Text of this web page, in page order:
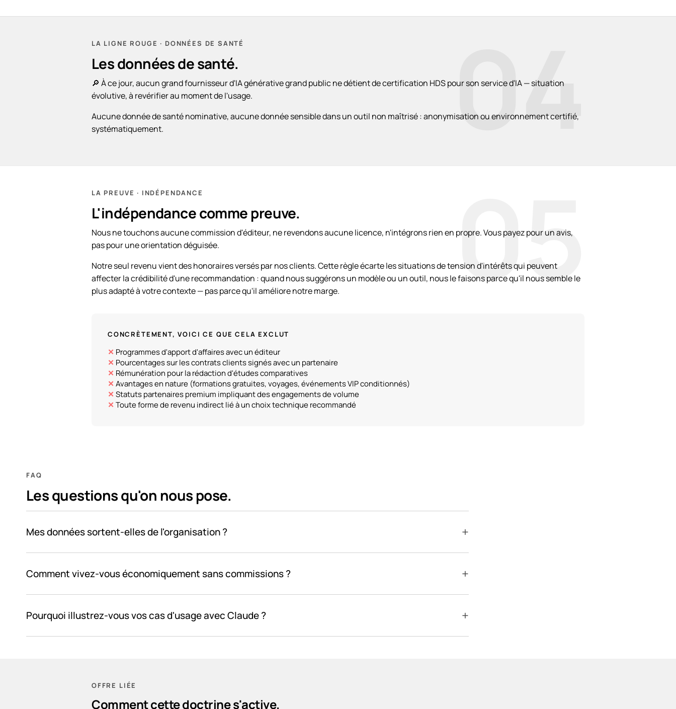
04
LA LIGNE ROUGE · DONNÉES DE SANTÉ
Les données de santé.
🔎 À ce jour, aucun grand fournisseur d'IA générative grand public ne détient de certification HDS pour son service d'IA — situation
évolutive, à revérifier au moment de l'usage.
Aucune donnée de santé nominative, aucune donnée sensible dans un outil non maîtrisé : anonymisation ou environnement certifié,
systématiquement.
05
LA PREUVE · INDÉPENDANCE
L'indépendance comme preuve.
Nous ne touchons aucune commission d'éditeur, ne revendons aucune licence, n'intégrons rien en propre. Vous payez pour un avis,
pas pour une orientation déguisée.
Notre seul revenu vient des honoraires versés par nos clients. Cette règle écarte les situations de tension d'intérêts qui peuvent
affecter la crédibilité d'une recommandation : quand nous suggérons un modèle ou un outil, nous le faisons parce qu'il nous semble le
plus adapté à votre contexte — pas parce qu'il améliore notre marge.
CONCRÈTEMENT, VOICI CE QUE CELA EXCLUT
Programmes d'apport d'affaires avec un éditeur
Pourcentages sur les contrats clients signés avec un partenaire
Rémunération pour la rédaction d'études comparatives
Avantages en nature (formations gratuites, voyages, événements VIP conditionnés)
Statuts partenaires premium impliquant des engagements de volume
Toute forme de revenu indirect lié à un choix technique recommandé
FAQ
Les questions qu'on nous pose.
Mes données sortent-elles de l'organisation ? +
Comment vivez-vous économiquement sans commissions ? +
Pourquoi illustrez-vous vos cas d'usage avec Claude ? +
OFFRE LIÉE
Comment cette doctrine s'active.